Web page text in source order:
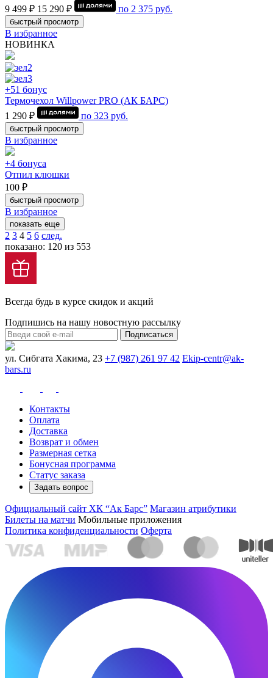
9 499 ₽ 15 290 ₽ по 2 375 руб.
быстрый просмотр
В избранное
НОВИНКА
+51 бонус
Термочехол Willpower PRO (АК БАРС)
1 290 ₽
по 323 руб.
быстрый просмотр
В избранное
+4 бонуса
Отпил клюшки
100 ₽
быстрый просмотр
В избранное
показать еще
2 3 4 5 6 след.
показано: 120 из 553
Всегда будь в курсе скидок и акций
Подпишись на нашу новостную рассылку
Подписаться
ул. Сибгата Хакима, 23 +7 (987) 261 97 42 Ekip-centr@ak-
bars.ru
Контакты
Оплата
Доставка
Возврат и обмен
Размерная сетка
Бонусная программа
Статус заказа
Задать вопрос
Официальный сайт ХК “Ак Барс” Магазин атрибутики
Билеты на матчи Мобильные приложения
Политика конфиденциальности Оферта